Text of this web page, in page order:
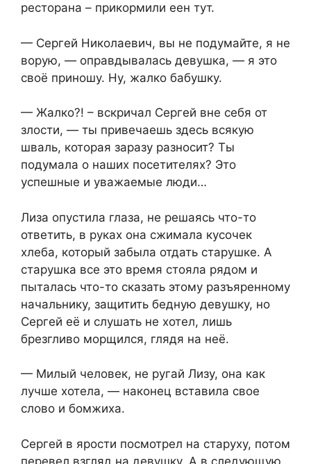
ресторана – прикормили еен тут.
— Сергей Николаевич, вы не подумайте, я не
ворую, — оправдывалась девушка, — я это
своё приношу. Ну, жалко бабушку.
— Жалко?! – вскричал Сергей вне себя от
злости, — ты привечаешь здесь всякую
шваль, которая заразу разносит? Ты
подумала о наших посетителях? Это
успешные и уважаемые люди…
Лиза опустила глаза, не решаясь что-то
ответить, в руках она сжимала кусочек
хлеба, который забыла отдать старушке. А
старушка все это время стояла рядом и
пыталась что-то сказать этому разъяренному
начальнику, защитить бедную девушку, но
Сергей её и слушать не хотел, лишь
брезгливо морщился, глядя на неё.
— Милый человек, не ругай Лизу, она как
лучше хотела, — наконец вставила свое
слово и бомжиха.
Сергей в ярости посмотрел на старуху, потом
перевел взгляд на девушку. А в следующую